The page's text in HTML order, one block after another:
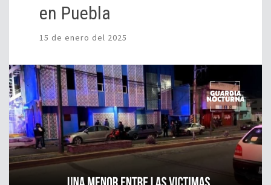
en Puebla
15 de enero del 2025